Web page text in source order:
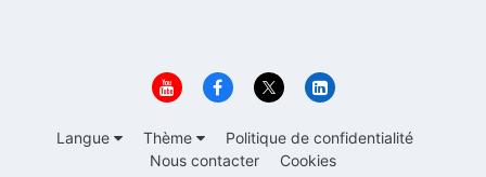
Langue Thème
Politique de confidentialité
Nous contacter
Cookies